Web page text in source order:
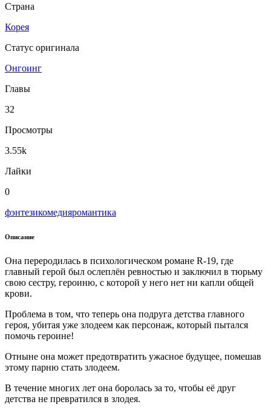
Страна
Корея
Статус оригинала
Онгоинг
Главы
32
Просмотры
3.55k
Лайки
0
фэнтезикомедияромантика
Описание
Она переродилась в психологическом романе R-19, где
главный герой был ослеплён ревностью и заключил в тюрьму
свою сестру, героиню, с которой у него нет ни капли общей
крови.
Проблема в том, что теперь она подруга детства главного
героя, убитая уже злодеем как персонаж, который пытался
помочь героине!
Отныне она может предотвратить ужасное будущее, помешав
этому парню стать злодеем.
В течение многих лет она боролась за то, чтобы её друг
детства не превратился в злодея.